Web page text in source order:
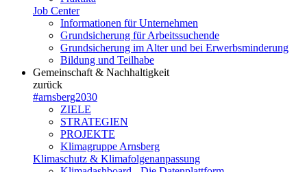
Job Center
Informationen für Unternehmen
Grundsicherung für Arbeitssuchende
Grundsicherung im Alter und bei Erwerbsminderung
Bildung und Teilhabe
Gemeinschaft & Nachhaltigkeit
zurück
#arnsberg2030
ZIELE
STRATEGIEN
PROJEKTE
Klimagruppe Arnsberg
Klimaschutz & Klimafolgenanpassung